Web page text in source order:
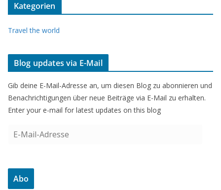
Kategorien
Travel the world
Blog updates via E-Mail
Gib deine E-Mail-Adresse an, um diesen Blog zu abonnieren und
Benachrichtigungen über neue Beiträge via E-Mail zu erhalten.
Enter your e-mail for latest updates on this blog
a
Abo